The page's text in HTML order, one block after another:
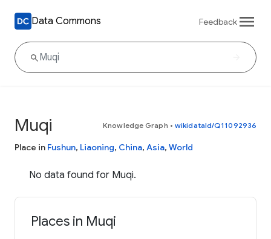
Data Commons Feedback
Muqi Knowledge Graph • wikidataId/Q11092936
Place in Fushun, Liaoning, China, Asia, World
No data found for Muqi.
Places in Muqi